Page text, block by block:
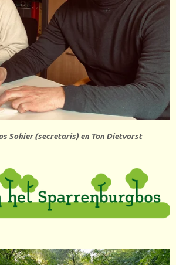
Sohier (secretaris) en Ton Dietvorst